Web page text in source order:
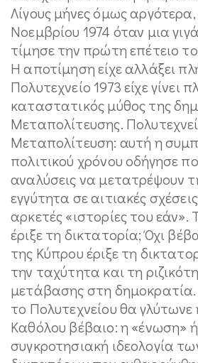
Λίγους μήνες όμως αργότερα,
Νοεμβρίου 1974 όταν μια
τίμησε την πρώτη επέτειο
Η αποτίμηση είχε αλλάξει
Πολυτεχνείο 1973 είχε γίνει
καταστατικός μύθος της
Μεταπολίτευσης.
Μεταπολίτευση: αυτή η
πολιτικού χρόνου οδήγησε
αναλύσεις να μετατρέψουν
εγγύτητα σε αιτιακές
αρκετές «ιστορίες του εάν».
έριξε τη δικτατορία; Όχι
της Κύπρου έριξε τη
την ταχύτητα και τη
μετάβασης στη δημοκρατία.
το Πολυτεχνείου θα γλύτωνε
Καθόλου βέβαιο: η «ένωση»
συγκροτησιακή ιδεολογία